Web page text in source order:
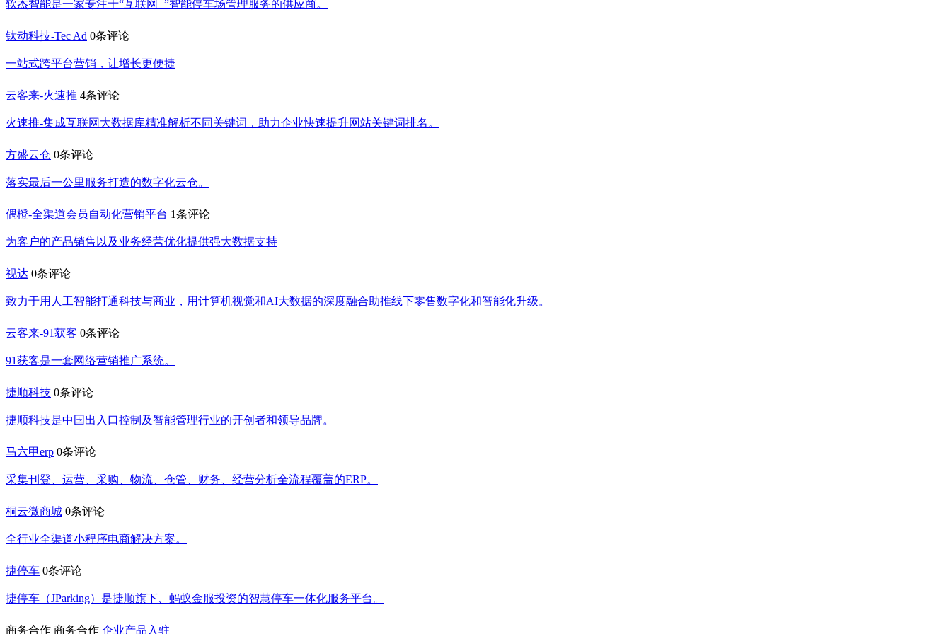
软杰智能是一家专注于“互联网+”智能停车场管理服务的供应商。
钛动科技-Tec Ad 0条评论
一站式跨平台营销，让增长更便捷
云客来-火速推 4条评论
火速推-集成互联网大数据库精准解析不同关键词，助力企业快速提升网站关键词排名。
方盛云仓 0条评论
落实最后一公里服务打造的数字化云仓。
偶橙-全渠道会员自动化营销平台 1条评论
为客户的产品销售以及业务经营优化提供强大数据支持
视达 0条评论
致力于用人工智能打通科技与商业，用计算机视觉和AI大数据的深度融合助推线下零售数字化和智能化升级。
云客来-91获客 0条评论
91获客是一套网络营销推广系统。
捷顺科技 0条评论
捷顺科技是中国出入口控制及智能管理行业的开创者和领导品牌。
马六甲erp 0条评论
采集刊登、运营、采购、物流、仓管、财务、经营分析全流程覆盖的ERP。
桐云微商城 0条评论
全行业全渠道小程序电商解决方案。
捷停车 0条评论
捷停车（JParking）是捷顺旗下、蚂蚁金服投资的智慧停车一体化服务平台。
商务合作 商务合作 企业产品入驻